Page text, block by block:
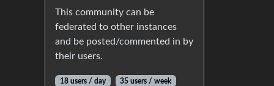
This community can be
federated to other instances
and be posted/commented in by
their users.
18 users / day 35 users / week